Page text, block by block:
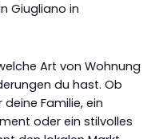
Giugliano in
Art von Wohnung
du hast. Ob
Familie, ein
oder ein stilvolles